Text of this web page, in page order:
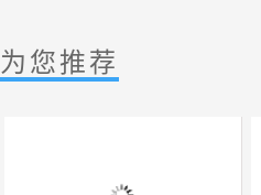
为您推荐